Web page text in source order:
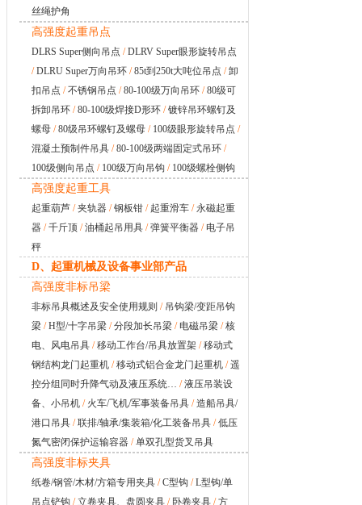
丝绳护角
高强度起重吊点
DLRS Super侧向吊点 /DLRV Super眼形旋转吊点
/DLRU Super万向吊环 /85t到250t大吨位吊点 /卸
扣吊点 /不锈钢吊点 /80-100级万向吊环 /80级可
拆卸吊环 /80-100级焊接D形环 /镀锌吊环螺钉及
螺母 /80级吊环螺钉及螺母 / 100级眼形旋转吊点 /
混凝土预制件吊具 /80-100级两端固定式吊环 /
100级侧向吊点 / 100级万向吊钩 / 100级螺栓侧钩
高强度起重工具
起重葫芦 /夹轨器 /钢板钳 / 起重滑车 /永磁起重
器 /千斤顶 /油桶起吊用具 /弹簧平衡器 / 电子吊
秤
D、起重机械及设备事业部产品
高强度非标吊梁
非标吊具概述及安全使用规则 / 吊钩梁/变距吊钩
梁 /H型/十字吊梁 /分段加长吊梁 / 电磁吊梁 /核
电、风电吊具 /移动工作台/吊具放置架 /移动式
钢结构龙门起重机 /移动式铝合金龙门起重机 /遥
控分组同时升降气动及液压系统… /液压吊装设
备、小吊机 / 火车/飞机/军事装备吊具 /造船吊具/
港口吊具 /联排/轴承/集装箱/化工装备吊具 /低压
氮气密闭保护运输容器 /单双孔型货叉吊具
高强度非标夹具
纸卷/钢管/木材/方箱专用夹具 /C型钩 /L型钩/单
吊点铲钩 /立卷夹具、盘圆夹具 / 卧卷夹具 /方